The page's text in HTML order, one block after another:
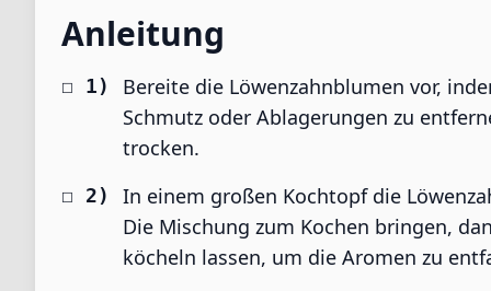
Anleitung
Bereite die Löwenzahnblumen vor,
Schmutz oder Ablagerungen zu
trocken.
In einem großen Kochtopf die
Die Mischung zum Kochen bringen,
köcheln lassen, um die Aromen zu